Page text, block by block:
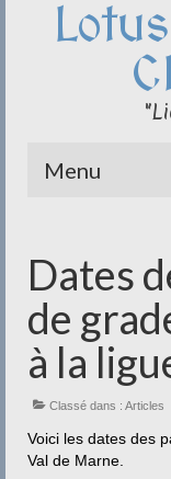
Menu
Qi Cong – Taï
Disciplines
Méditation
Documentation
Liens
Dates
de
à la
Classé dans : Articles
Voici les dates des
Val de Marne.